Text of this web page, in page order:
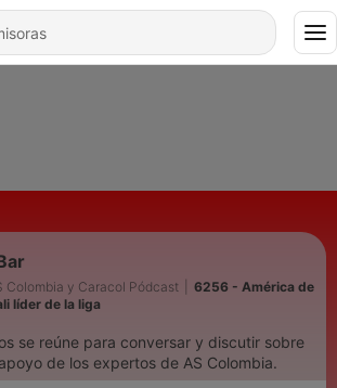
Colombia y Caracol Pódcast
6256 - América de
líder de la liga
se reúne para conversar y discutir sobre
de los expertos de AS Colombia.